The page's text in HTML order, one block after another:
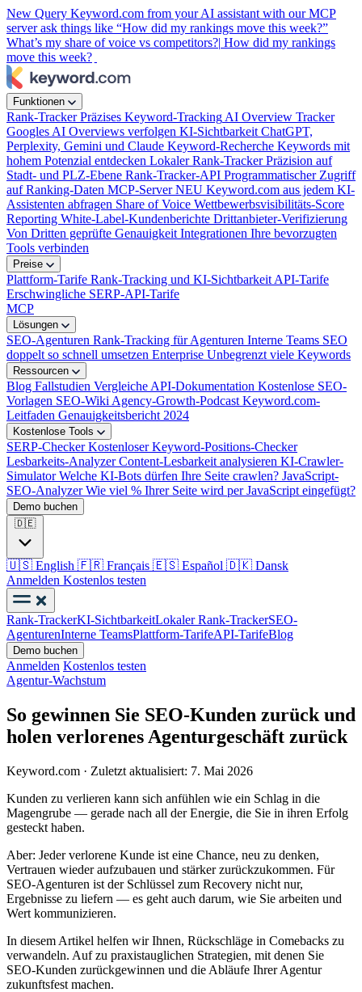
New Query Keyword.com from your AI assistant with our MCP
server ask things like “How did my rankings move this week?”
What’s my share of voice vs competitors?| How did my rankings
move this week?
Funktionen
Rank-TrackerPräzises Keyword-Tracking AI Overview Tracker
Googles AI Overviews verfolgen KI-Sichtbarkeit ChatGPT,
Perplexity, Gemini und Claude Keyword-Recherche Keywords mit
hohem Potenzial entdecken Lokaler Rank-TrackerPräzision auf
Stadt- und PLZ-Ebene Rank-Tracker-API Programmatischer Zugriff
auf Ranking-Daten MCP-ServerNEU Keyword.com aus jedem KI-
Assistenten abfragen Share of Voice Wettbewerbsvisibilitäts-Score
Reporting White-Label-Kundenberichte Drittanbieter-Verifizierung
Von Dritten geprüfte Genauigkeit Integrationen Ihre bevorzugten
Tools verbinden
Preise
Plattform-Tarife Rank-Tracking und KI-Sichtbarkeit API-Tarife
Erschwingliche SERP-API-Tarife
MCP
Lösungen
SEO-Agenturen Rank-Tracking für Agenturen Interne Teams SEO
doppelt so schnell umsetzen Enterprise Unbegrenzt viele Keywords
Ressourcen
Blog Fallstudien Vergleiche API-Dokumentation Kostenlose SEO-
Vorlagen SEO-Wiki Agency-Growth-Podcast Keyword.com-
Leitfaden Genauigkeitsbericht 2024
Kostenlose Tools
SERP-CheckerKostenloser Keyword-Positions-Checker
Lesbarkeits-AnalyzerContent-Lesbarkeit analysieren KI-Crawler-
SimulatorWelche KI-Bots dürfen Ihre Seite crawlen? JavaScript-
SEO-AnalyzerWie viel % Ihrer Seite wird per JavaScript eingefügt?
Demo buchen
🇩🇪
🇺🇸 English 🇫🇷 Français 🇪🇸 Español 🇩🇰 Dansk
Anmelden Kostenlos testen
Rank-TrackerKI-SichtbarkeitLokaler Rank-TrackerSEO-
AgenturenInterne TeamsPlattform-TarifeAPI-TarifeBlog
Demo buchen
Anmelden Kostenlos testen
Agentur-Wachstum
So gewinnen Sie SEO-Kunden zurück und
holen verlorenes Agenturgeschäft zurück
Keyword.com · Zuletzt aktualisiert: 7. Mai 2026
Kunden zu verlieren kann sich anfühlen wie ein Schlag in die
Magengrube — gerade nach all der Energie, die Sie in ihren Erfolg
gesteckt haben.
Aber: Jeder verlorene Kunde ist eine Chance, neu zu denken,
Vertrauen wieder aufzubauen und stärker zurückzukommen. Für
SEO-Agenturen ist der Schlüssel zum Recovery nicht nur,
Ergebnisse zu liefern — es geht auch darum, wie Sie arbeiten und
Wert kommunizieren.
In diesem Artikel helfen wir Ihnen, Rückschläge in Comebacks zu
verwandeln. Auf zu praxistauglichen Strategien, mit denen Sie
SEO-Kunden zurückgewinnen und die Abläufe Ihrer Agentur
zukunftsfest machen.